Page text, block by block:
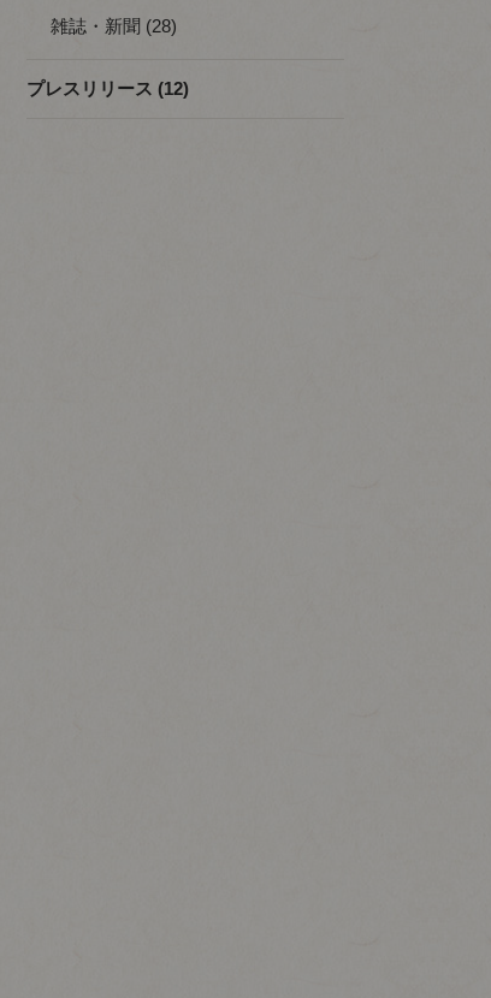
雑誌・新聞 (28)
プレスリリース (12)